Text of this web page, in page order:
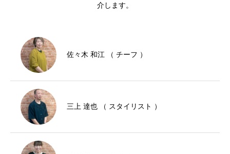
介します。
佐々木 和江 （ チーフ ）
三上 達也 （ スタイリスト ）